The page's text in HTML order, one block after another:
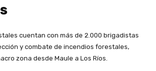
cuentan con más de 2.000 brigadistas
y combate de incendios forestales,
zona desde Maule a Los Ríos.